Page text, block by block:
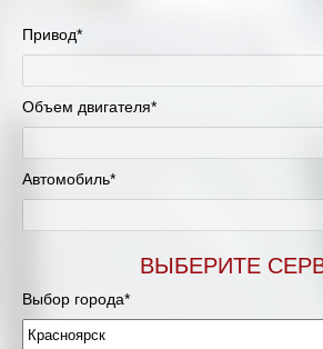
Привод*
Объем двигателя*
Автомобиль*
ВЫБЕРИТЕ
Выбор города*